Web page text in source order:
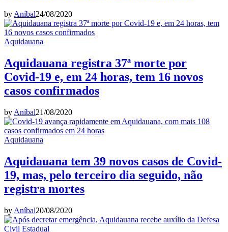
by Aníbal24/08/2020
Aquidauana
Aquidauana registra 37ª morte por
Covid-19 e, em 24 horas, tem 16 novos
casos confirmados
by Aníbal21/08/2020
Aquidauana
Aquidauana tem 39 novos casos de Covid-
19, mas, pelo terceiro dia seguido, não
registra mortes
by Aníbal20/08/2020